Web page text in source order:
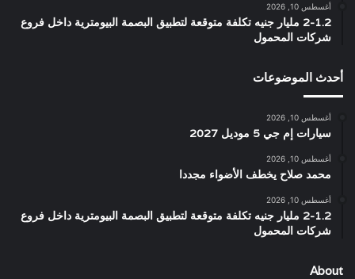
أغسطس 10, 2026
2-1.2 مليار جنيه تكلفة متوقعة لتطبيق البصمة البيومترية داخل فروع
شركات المحمول
أحدث الموضوعات
أغسطس 10, 2026
سيارات إم جي 5 موديل 2027
أغسطس 10, 2026
محمد صلاح يخطف الأضواء مجددا
أغسطس 10, 2026
2-1.2 مليار جنيه تكلفة متوقعة لتطبيق البصمة البيومترية داخل فروع
شركات المحمول
About